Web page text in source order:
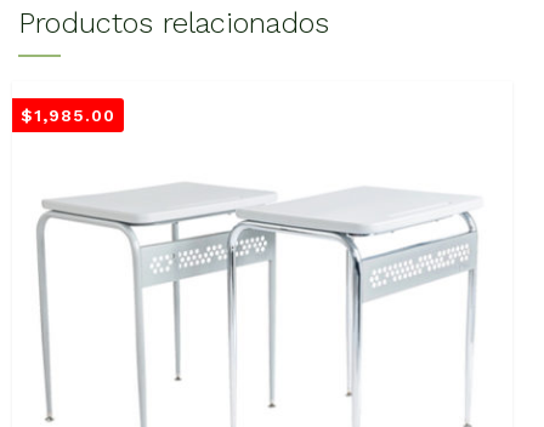
Productos relacionados
$1,985.00